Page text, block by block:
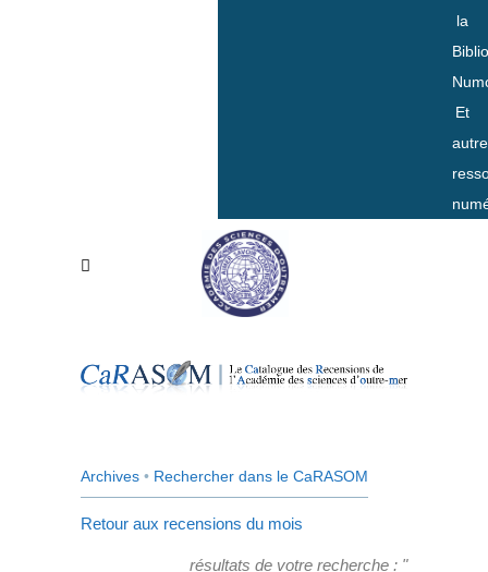
la
Et
Archives • Rechercher dans le CaRASOM
Retour aux recensions du mois
résultats de votre recherche : "